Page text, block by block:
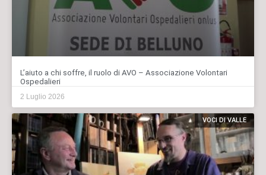
L’aiuto a chi soffre, il ruolo di AVO – Associazione Volontari
Ospedalieri
2 Luglio 2026
VOCI DI VALLE